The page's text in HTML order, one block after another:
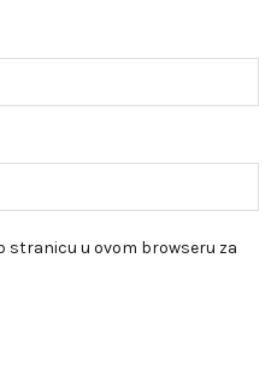
stranicu u ovom browseru za